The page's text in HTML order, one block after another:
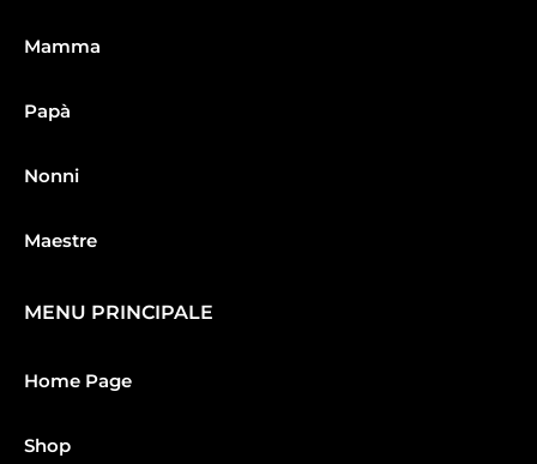
Mamma
Papà
Nonni
Maestre
MENU PRINCIPALE
Home Page
Shop